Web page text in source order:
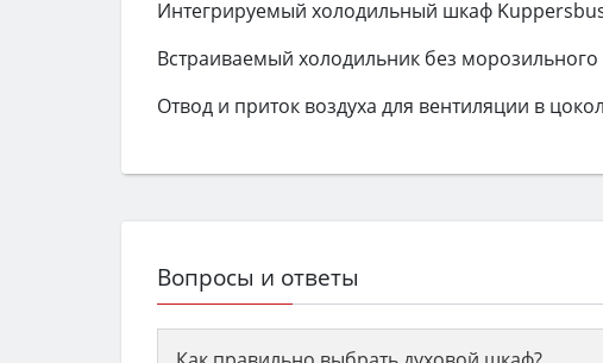
Интегрируемый холодильный шкаф
Встраиваемый холодильник без морозильного
Отвод и приток воздуха для вентиляции в
Вопросы и ответы